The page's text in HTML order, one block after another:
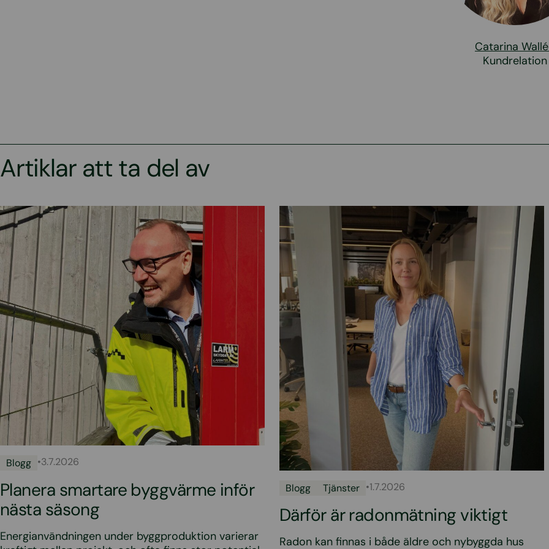
Catarina
Kundrelation
Artiklar att ta del av
Blogg •3.7.2026
Planera smartare byggvärme inför
nästa säsong
Energianvändningen under byggproduktion varierar
Blogg Tjänster •1.7.2026
Därför är radonmätning viktigt
Radon kan finnas i både äldre och nybyggda hus